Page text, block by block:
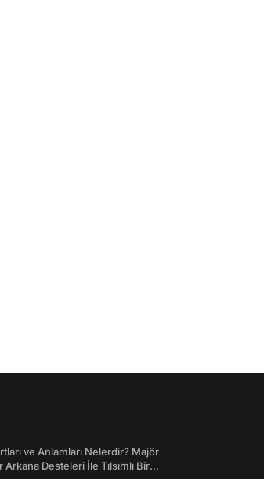
ve Anlamları Nelerdir? Majör
Desteleri İle Tılsımlı Bir